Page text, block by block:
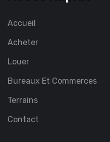
Accueil
Acheter
Louer
Bureaux Et Commerces
Terrains
Contact